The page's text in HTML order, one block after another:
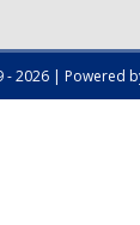
- 2026 | Powered